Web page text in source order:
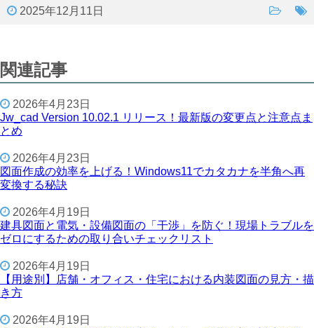
2025年12月11日
関連記事
2026年4月23日
Jw_cad Version 10.02.1 リリース！最新版の変更点と注意点ま
とめ
2026年4月23日
図面作成の効率を上げる！Windows11でカタカナを半角へ再
変換する秘訣
2026年4月19日
建具図面と電気・設備図面の「干渉」を防ぐ！現場トラブルを
ゼロにするための取り合いチェックリスト
2026年4月19日
【用途別】店舗・オフィス・住宅における内装図面の見方・描
き方
2026年4月19日